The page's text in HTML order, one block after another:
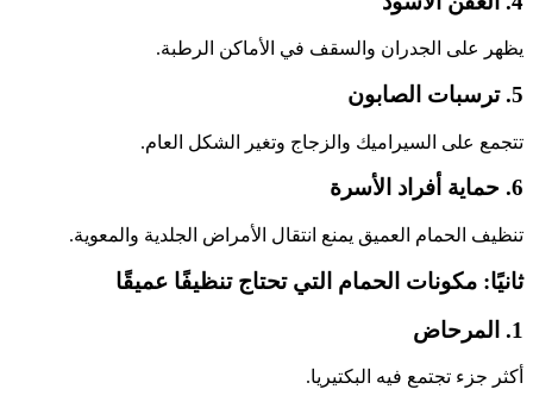
يظهر على الجدران والسقف في الأماكن الرطبة.
5. ترسبات الصابون
تتجمع على السيراميك والزجاج وتغير الشكل العام.
6. حماية أفراد الأسرة
تنظيف الحمام العميق يمنع انتقال الأمراض الجلدية والمعوية.
ثانيًا: مكونات الحمام التي تحتاج تنظيفًا عميقًا
1. المرحاض
أكثر جزء تجتمع فيه البكتيريا.